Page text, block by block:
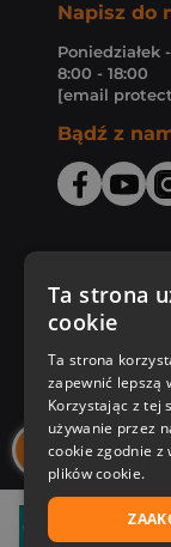
25,91 zł
Napisz do
Poniedziałek
8:00 - 18:00
[email
Bądź z
Zakupy u nas
Nasza oferta
Nasi autorzy
Ta strona
cookie
Ta strona
zapewnić lepszą
Korzystając z tej
używanie przez
cookie zgodnie z
plików cookie.